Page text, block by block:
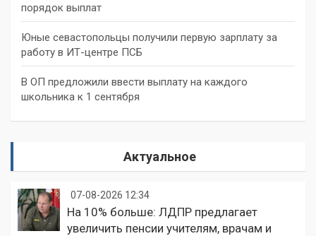
порядок выплат
Юные севастопольцы получили первую зарплату за
работу в ИТ-центре ПСБ
В ОП предложили ввести выплату на каждого
школьника к 1 сентября
Актуальное
07-08-2026 12:34
На 10% больше: ЛДПР предлагает
увеличить пенсии учителям, врачам и